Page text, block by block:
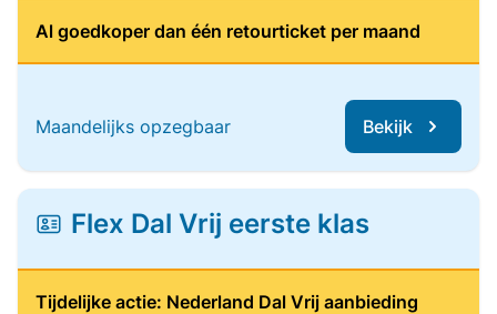
Al goedkoper dan één retourticket per maand
Maandelijks opzegbaar Bekijk
Flex Dal Vrij eerste klas
Tijdelijke actie: Nederland Dal Vrij aanbieding